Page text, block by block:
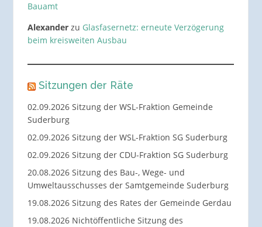
Bauamt
Alexanderzu Glasfasernetz: erneute Verzögerung
beim kreisweiten Ausbau
Sitzungen der Räte
02.09.2026 Sitzung der WSL-Fraktion Gemeinde
Suderburg
02.09.2026 Sitzung der WSL-Fraktion SG Suderburg
02.09.2026 Sitzung der CDU-Fraktion SG Suderburg
20.08.2026 Sitzung des Bau-, Wege- und
Umweltausschusses der Samtgemeinde Suderburg
19.08.2026 Sitzung des Rates der Gemeinde Gerdau
19.08.2026 Nichtöffentliche Sitzung des